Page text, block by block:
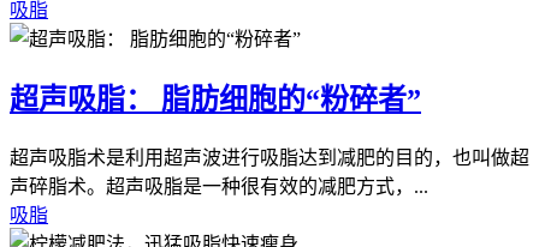
吸脂
超声吸脂： 脂肪细胞的“粉碎者”
超声吸脂术是利用超声波进行吸脂达到减肥的目的，也叫做超
声碎脂术。超声吸脂是一种很有效的减肥方式，...
吸脂